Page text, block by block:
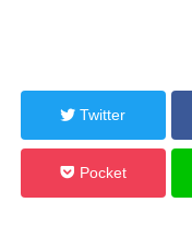
Twitter
Pocket